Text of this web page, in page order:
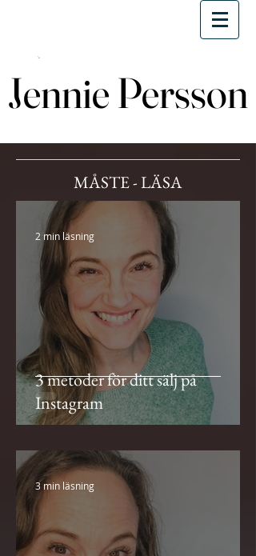
Jennie Persson
Jennie Persson
MÅSTE - LÄSA
3 metoder för ditt sälj på
Instagram
2 min läsning
3 min läsning